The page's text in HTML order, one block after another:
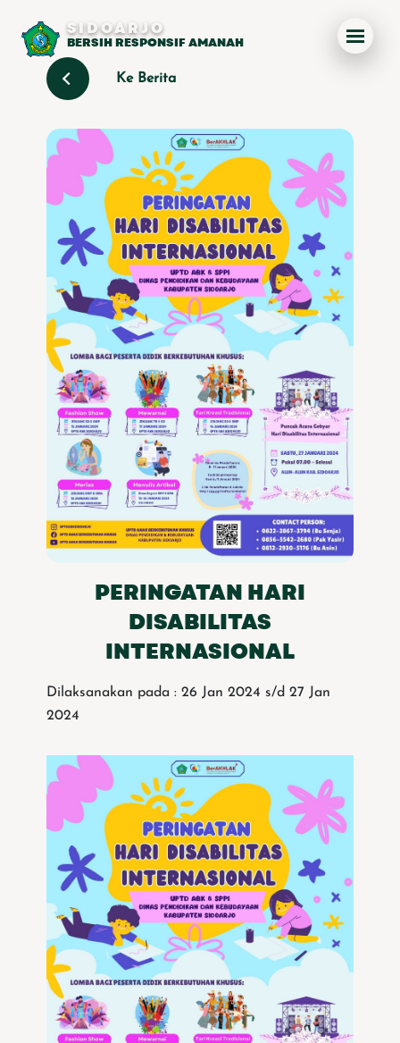
SIDOARJO
BERSIH RESPONSIF AMANAH
Ke Berita
PERINGATAN HARI
DISABILITAS
INTERNASIONAL
Dilaksanakan pada : 26 Jan 2024 s/d 27 Jan
2024